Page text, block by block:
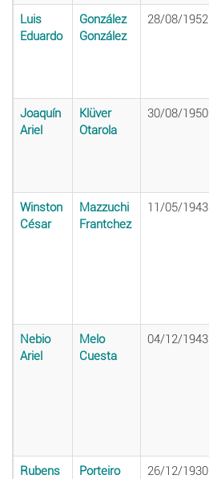
Luis
Eduardo
González
González
28/08/1952
Joaquín
Ariel
Klüver
Otarola
30/08/1950
Winston
César
Mazzuchi
Frantchez
11/05/1943
Nebio
Ariel
Melo
Cuesta
04/12/1943
Rubens
Porteiro
26/12/1930